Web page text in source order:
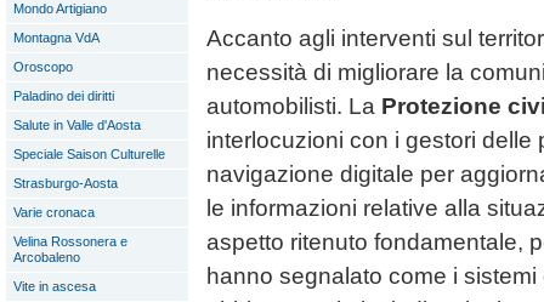
Mondo Artigiano
Montagna VdA
Oroscopo
Paladino dei diritti
Salute in Valle d'Aosta
Speciale Saison Culturelle
Strasburgo-Aosta
Varie cronaca
Velina Rossonera e
Arcobaleno
Vite in ascesa
Accanto agli interventi sul
necessità di migliorare la
automobilisti. La Protezione
interlocuzioni con i gestori delle
navigazione digitale per
le informazioni relative alla
aspetto ritenuto fondamentale,
hanno segnalato come i